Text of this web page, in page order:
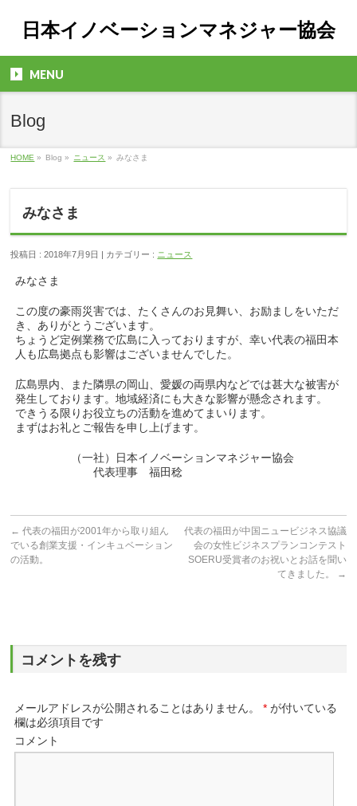
日本イノベーションマネジャー協会
MENU
Blog
HOME » Blog » ニュース » みなさま
みなさま
投稿日 : 2018年7月9日 | カテゴリー : ニュース
みなさま
この度の豪雨災害では、たくさんのお見舞い、お励ましをいただ
き、ありがとうございます。
ちょうど定例業務で広島に入っておりますが、幸い代表の福田本
人も広島拠点も影響はございませんでした。
広島県内、また隣県の岡山、愛媛の両県内などでは甚大な被害が
発生しております。地域経済にも大きな影響が懸念されます。
できうる限りお役立ちの活動を進めてまいります。
まずはお礼とご報告を申し上げます。
（一社）日本イノベーションマネジャー協会
代表理事 福田稔
← 代表の福田が2001年から取り組ん
でいる創業支援・インキュベーション
の活動。
代表の福田が中国ニュービジネス協議
会の女性ビジネスプランコンテスト
SOERU受賞者のお祝いとお話を聞い
てきました。
→
コメントを残す
メールアドレスが公開されることはありません。 * が付いている
欄は必須項目です
コメント